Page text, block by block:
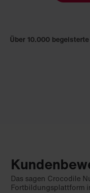
Über 10.000
Das sagen Crocodile
Fortbildungsplattform